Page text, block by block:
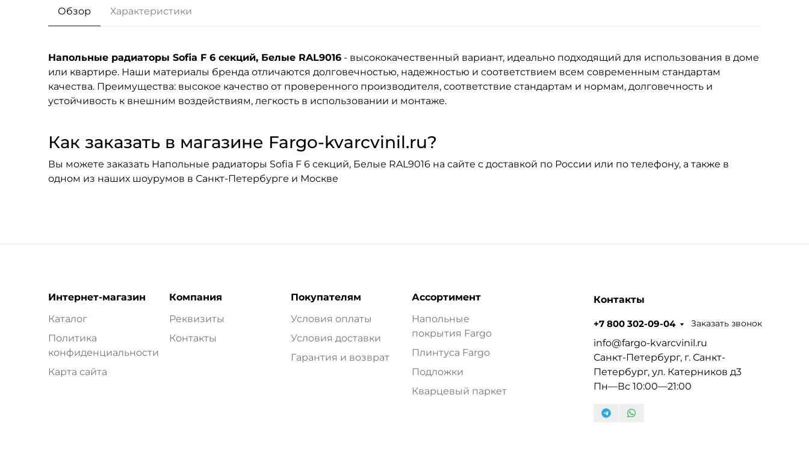
Обзор Характеристики
Напольные радиаторы Sofia F 6 секций, Белые RAL9016 - высококачественный вариант, идеально подходящий для использования в доме
или квартире. Наши материалы бренда отличаются долговечностью, надежностью и соответствием всем современным стандартам
качества. Преимущества: высокое качество от проверенного производителя, соответствие стандартам и нормам, долговечность и
устойчивость к внешним воздействиям, легкость в использовании и монтаже.
Как заказать в магазине Fargo-kvarcvinil.ru?
Вы можете заказать Напольные радиаторы Sofia F 6 секций, Белые RAL9016 на сайте с доставкой по России или по телефону, а также в
одном из наших шоурумов в Санкт-Петербурге и Москве
Интернет-магазин
Каталог
Политика
конфиденциальности
Карта сайта
Компания
Реквизиты
Контакты
Покупателям
Условия оплаты
Условия доставки
Гарантия и возврат
Ассортимент
Напольные
покрытия Fargo
Плинтуса Fargo
Подложки
Кварцевый паркет
Контакты
+7 800 302-09-04 Заказать звонок
info@fargo-kvarcvinil.ru
Санкт-Петербург, г. Санкт-
Петербург, ул. Катерников д3
Пн—Вс 10:00—21:00